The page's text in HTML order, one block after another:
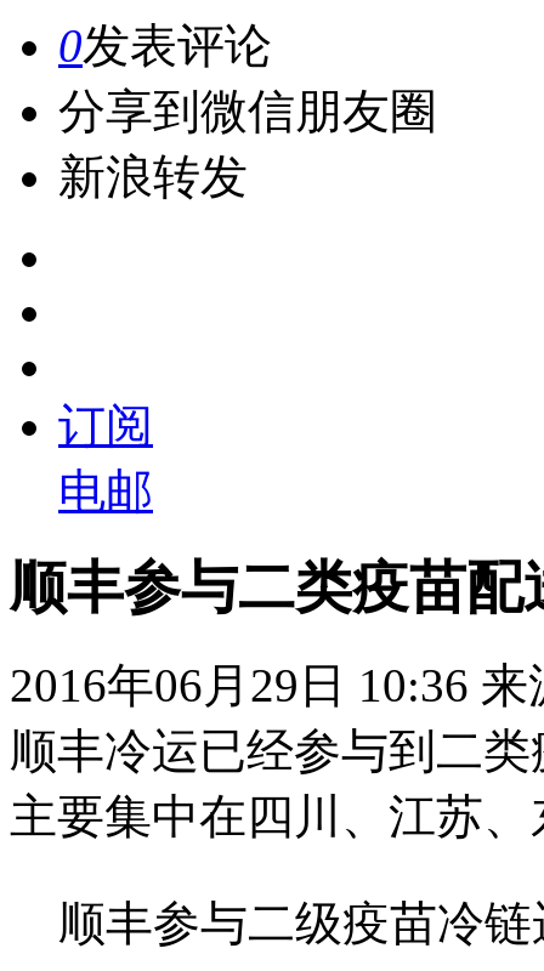
0发表评论
分享到微信朋友圈
新浪转发
订阅
电邮
顺丰参与二类疫苗
2016年06月29日 10:36
顺丰冷运已经参与到二
主要集中在四川、江苏
顺丰参与二级疫苗冷